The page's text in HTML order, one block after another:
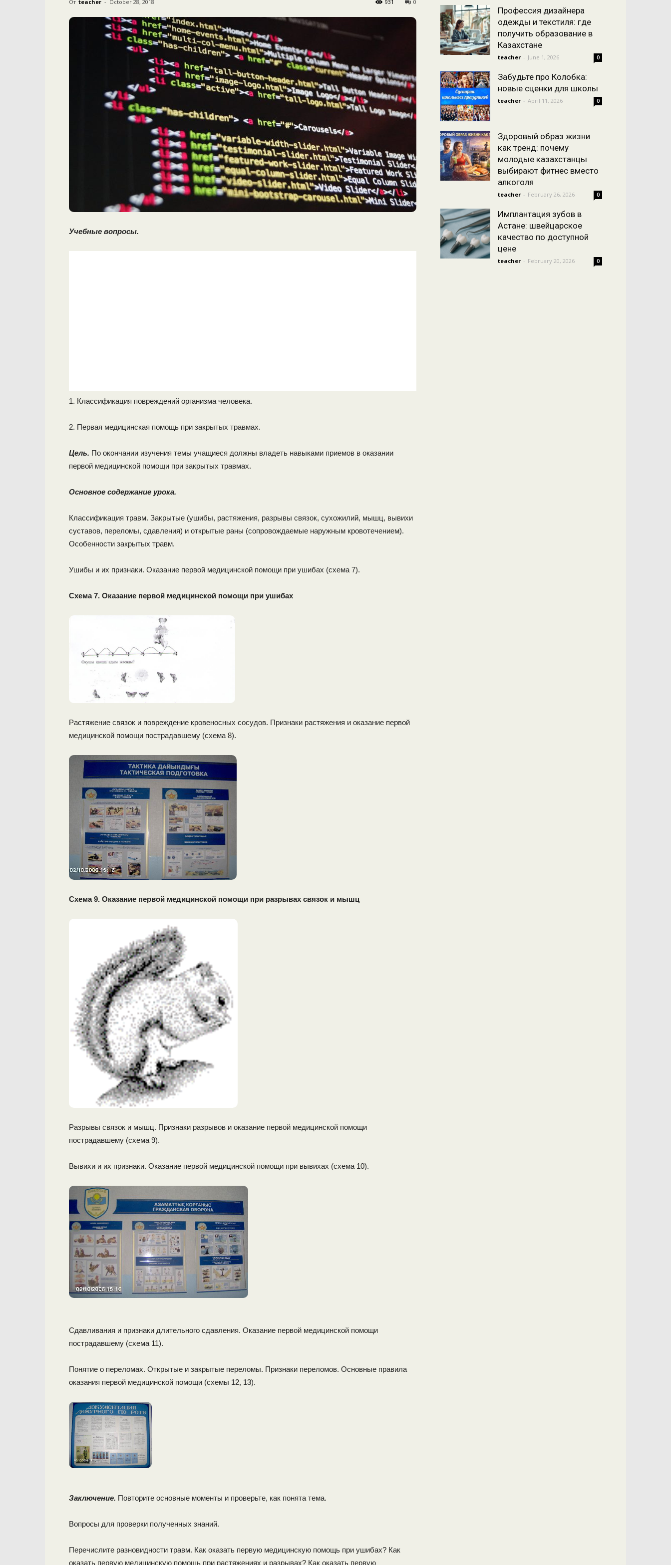
КАЛЕНДАРНОЕ
ПЛАНИРОВАНИЕ
УРОКОВ
От teacher - October 28, 2018 0
931
Учебные вопросы.
1. Классификация повреждений организма человека.
2. Первая медицинская помощь при закрытых травмах.
Цель. По окончании изучения темы учащиеся должны владеть навыками приемов в оказании
первой медицинской помощи при закрытых травмах.
Основное содержание урока.
Классификация травм. Закрытые (ушибы, растяжения, разрывы связок, сухожилий, мышц, вывихи
суставов, переломы, сдавления) и открытые раны (сопровождаемые наружным кровотечением).
Особенности закрытых травм.
Ушибы и их признаки. Оказание первой медицинской помощи при ушибах (схема 7).
Схема 7. Оказание первой медицинской помощи при ушибах
Растяжение связок и повреждение кровеносных сосудов. Признаки растяжения и оказание первой
медицинской помощи пострадавшему (схема 8).
Схема 9. Оказание первой медицинской помощи при разрывах связок и мышц
Разрывы связок и мышц. Признаки разрывов и оказание первой медицинской помощи
пострадавшему (схема 9).
Вывихи и их признаки. Оказание первой медицинской помощи при вывихах (схема 10).
Сдавливания и признаки длительного сдавления. Оказание первой медицинской помощи
пострадавшему (схема 11).
Понятие о переломах. Открытые и закрытые переломы. Признаки переломов. Основные правила
оказания первой медицинской помощи (схемы 12, 13).
Заключение. Повторите основные моменты и проверьте, как понята тема.
Вопросы для проверки полученных знаний.
Перечислите разновидности травм. Как оказать первую медицинскую помощь при ушибах? Как
оказать первую медицинскую помощь при растяжениях и разрывах? Как оказать первую
Профессия дизайнера
одежды и текстиля: где
получить образование в
Казахстане
teacher - June 1, 2026 0
Забудьте про Колобка:
новые сценки для школы
teacher - April 11, 2026 0
Здоровый образ жизни
как тренд: почему
молодые казахстанцы
выбирают фитнес вместо
алкоголя
teacher - February 26, 2026 0
Имплантация зубов в
Астане: швейцарское
качество по доступной
цене
teacher - February 20, 2026 0